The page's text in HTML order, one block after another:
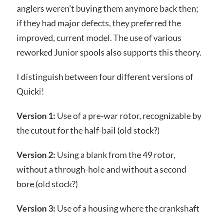
anglers weren’t buying them anymore back then;
if they had major defects, they preferred the
improved, current model. The use of various
reworked Junior spools also supports this theory.
I distinguish between four different versions of
Quicki!
Version 1: Use of a pre-war rotor, recognizable by
the cutout for the half-bail (old stock?)
Version 2: Using a blank from the 49 rotor,
without a through-hole and without a second
bore (old stock?)
Version 3: Use of a housing where the crankshaft